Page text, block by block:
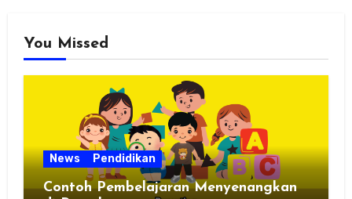
You Missed
News Pendidikan
Contoh Pembelajaran Menyenangkan